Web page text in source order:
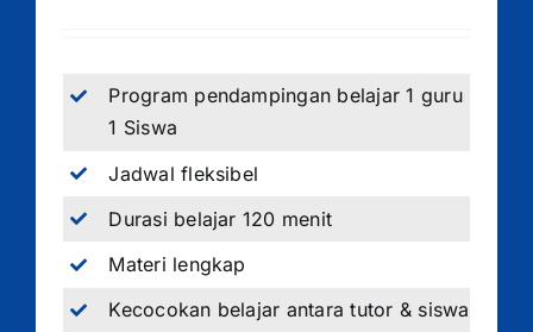
Program pendampingan belajar 1 guru
1 Siswa
Jadwal fleksibel
Durasi belajar 120 menit
Materi lengkap
Kecocokan belajar antara tutor & siswa